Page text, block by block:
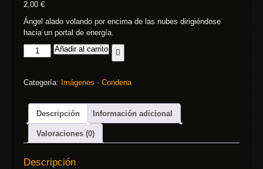
2,00 €
Ángel alado volando por encima de las nubes dirigiéndose
hacia un portal de energía.
Añadir al carrito
Categoría: Imágenes - Condena
Descripción Información adicional
Valoraciones (0)
Descripción